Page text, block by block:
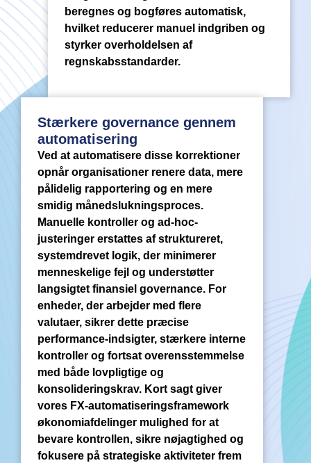
beregnes og bogføres automatisk,
hvilket reducerer manuel indgriben og
styrker overholdelsen af
regnskabsstandarder.
Stærkere governance gennem
automatisering
Ved at automatisere disse korrektioner
opnår organisationer renere data, mere
pålidelig rapportering og en mere
smidig månedslukningsproces.
Manuelle kontroller og ad-hoc-
justeringer erstattes af struktureret,
systemdrevet logik, der minimerer
menneskelige fejl og understøtter
langsigtet finansiel governance. For
enheder, der arbejder med flere
valutaer, sikrer dette præcise
performance-indsigter, stærkere interne
kontroller og fortsat overensstemmelse
med både lovpligtige og
konsolideringskrav. Kort sagt giver
vores FX-automatiseringsframework
økonomiafdelinger mulighed for at
bevare kontrollen, sikre nøjagtighed og
fokusere på strategiske aktiviteter frem